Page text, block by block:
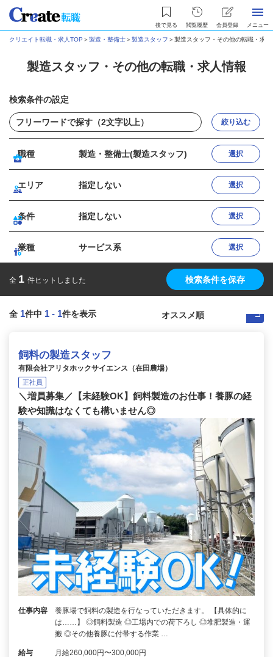
後で見る 閲覧履歴 会員登録 メニュー
クリエイト転職・求人TOP ＞製造・整備士＞製造スタッフ ＞製造スタッフ・その他の転職・求人
製造スタッフ・その他の転職・求人情報
検索条件の設定
絞り込む
職種 製造・整備士(製造スタッフ) 選択
エリア 指定しない 選択
条件 指定しない 選択
業種 サービス系 選択
全 1 件ヒットしました 検索条件を保存
全 1件中 1 - 1件を表示
飼料の製造スタッフ
有限会社アリタホックサイエンス（在田農場）
正社員
＼増員募集／【未経験OK】飼料製造のお仕事！養豚の経
験や知識はなくても構いません◎
仕事内容
養豚場で飼料の製造を行なっていただきます。 【具体的に
は……】 ◎飼料製造 ◎工場内での荷下ろし ◎堆肥製造・運
搬 ◎その他養豚に付帯する作業 …
給与 月給260,000円〜300,000円